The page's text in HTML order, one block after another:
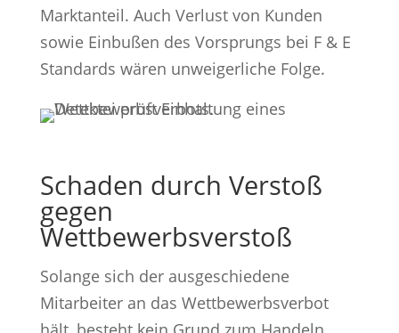
Marktanteil. Auch Verlust von Kunden
sowie Einbußen des Vorsprungs bei F & E
Standards wären unweigerliche Folge.
Schaden durch Verstoß
gegen
Wettbewerbsverstoß
Solange sich der ausgeschiedene
Mitarbeiter an das Wettbewerbsverbot